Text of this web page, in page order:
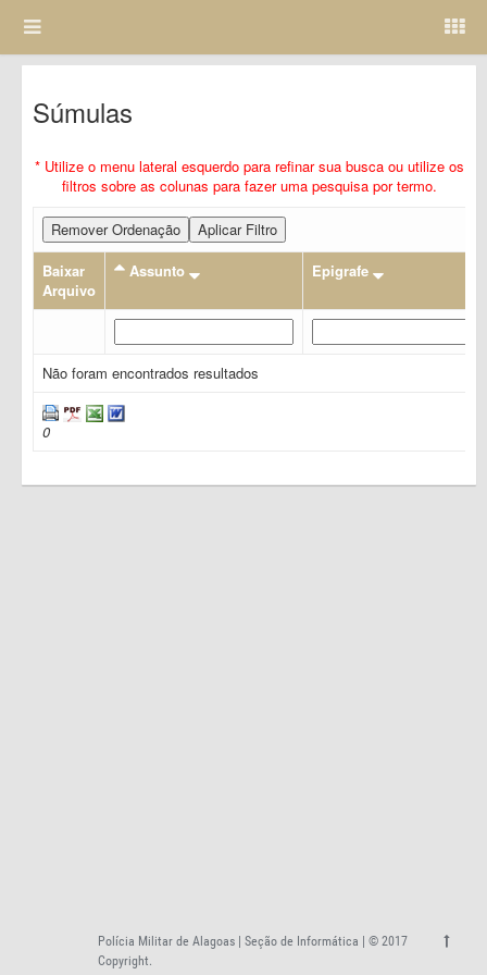
Súmulas
* Utilize o menu lateral esquerdo para refinar sua busca ou utilize os
filtros sobre as colunas para fazer uma pesquisa por termo.
Remover Ordenação
Aplicar Filtro
Baixar
Arquivo
Assunto Epigrafe
Não foram encontrados resultados
0
Polícia Militar de Alagoas | Seção de Informática | © 2017
Copyright.